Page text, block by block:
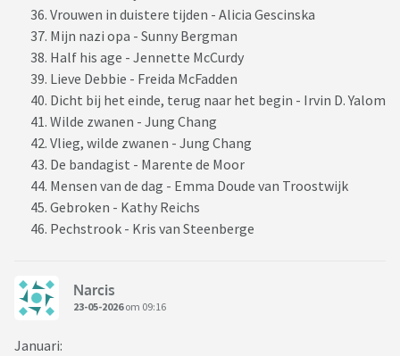
Vrouwen in duistere tijden - Alicia Gescinska
Mijn nazi opa - Sunny Bergman
Half his age - Jennette McCurdy
Lieve Debbie - Freida McFadden
Dicht bij het einde, terug naar het begin - Irvin D. Yalom
Wilde zwanen - Jung Chang
Vlieg, wilde zwanen - Jung Chang
De bandagist - Marente de Moor
Mensen van de dag - Emma Doude van Troostwijk
Gebroken - Kathy Reichs
Pechstrook - Kris van Steenberge
Narcis
23-05-2026om 09:16
Januari: